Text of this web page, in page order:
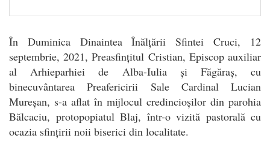
În Duminica Dinaintea Înălțării Sfintei Cruci, 12
septembrie, 2021, Preasfințitul Cristian, Episcop auxiliar
al Arhieparhiei de Alba-Iulia și Făgăraș, cu
binecuvântarea Preafericirii Sale Cardinal Lucian
Mureșan, s-a aflat în mijlocul credincioșilor din parohia
Bălcaciu, protopopiatul Blaj, într-o vizită pastorală cu
ocazia sfințirii noii biserici din localitate.